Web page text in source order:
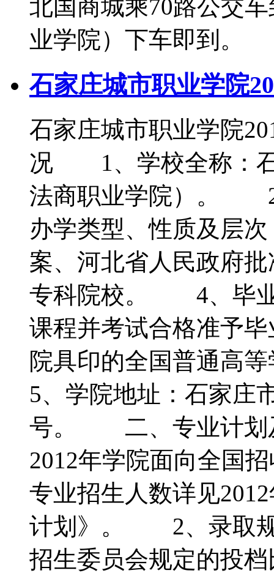
北国商城乘70路公交
业学院）下车即到。
石家庄城市职业学院
石家庄城市职业学院
况 1、学校全称：石
法商职业学院）。
办学类型、性质及层
案、河北省人民政府
专科院校。 4、毕业
课程并考试合格准予
院具印的全国普通
5、学院地址：石家庄
号。 二、专业计划
2012年学院面向全国
专业招生人数详见
计划》。 2、录取规
招生委员会规定的投